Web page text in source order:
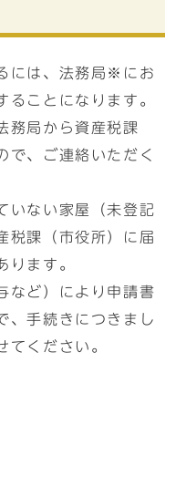
には、法務局※にお
ることになります。
務局から資産税課
で、ご連絡いただく
いない家屋（未登記
税課（市役所）に届
ります。
など）により申請書
、手続きにつきまし
てください。